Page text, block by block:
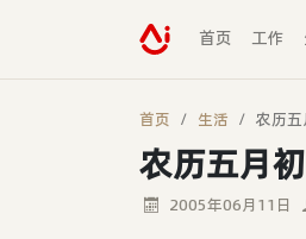
首页 工作
首页 生活 农历
农历五月
2005年06月11日